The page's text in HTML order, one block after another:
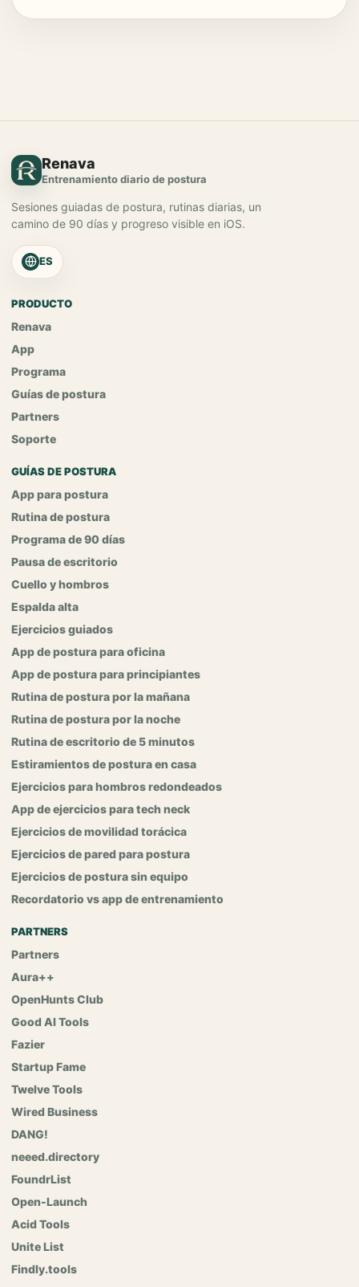
Renava
Entrenamiento diario de postura
Sesiones guiadas de postura, rutinas diarias, un
camino de 90 días y progreso visible en iOS.
ES
PRODUCTO
Renava
App
Programa
Guías de postura
Partners
Soporte
GUÍAS DE POSTURA
App para postura
Rutina de postura
Programa de 90 días
Pausa de escritorio
Cuello y hombros
Espalda alta
Ejercicios guiados
App de postura para oficina
App de postura para principiantes
Rutina de postura por la mañana
Rutina de postura por la noche
Rutina de escritorio de 5 minutos
Estiramientos de postura en casa
Ejercicios para hombros redondeados
App de ejercicios para tech neck
Ejercicios de movilidad torácica
Ejercicios de pared para postura
Ejercicios de postura sin equipo
Recordatorio vs app de entrenamiento
PARTNERS
Partners
Aura++
OpenHunts Club
Good AI Tools
Fazier
Startup Fame
Twelve Tools
Wired Business
DANG!
neeed.directory
FoundrList
Open-Launch
Acid Tools
Unite List
Findly.tools